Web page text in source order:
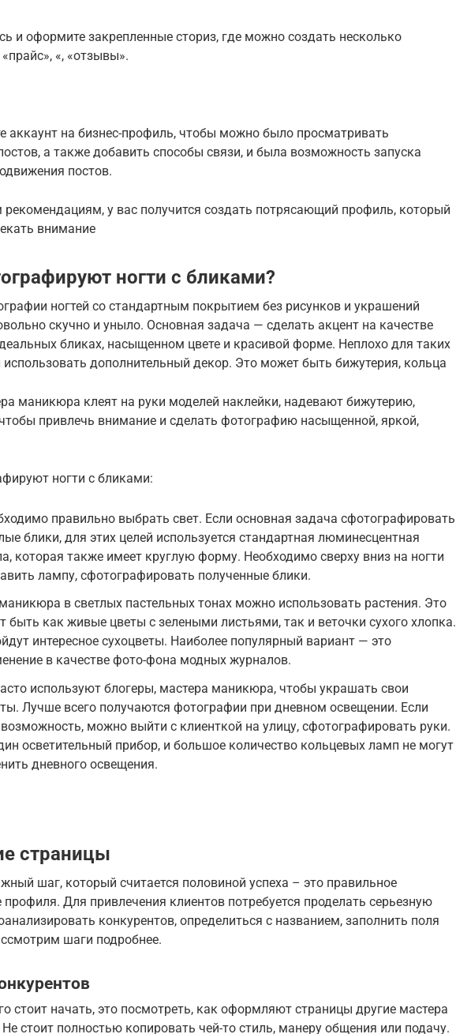
и оформите закрепленные сториз, где можно создать несколько
«, «отзывы».
аккаунт на бизнес-профиль, чтобы можно было просматривать
а также добавить способы связи, и была возможность запуска
постов.
рекомендациям, у вас получится создать потрясающий профиль, который
внимание
ногти с бликами?
ногтей со стандартным покрытием без рисунков и украшений
скучно и уныло. Основная задача — сделать акцент на качестве
бликах, насыщенном цвете и красивой форме. Неплохо для таких
дополнительный декор. Это может быть бижутерия, кольца
маникюра клеят на руки моделей наклейки, надевают бижутерию,
привлечь внимание и сделать фотографию насыщенной, яркой,
ногти с бликами:
правильно выбрать свет. Если основная задача сфотографировать
блики, для этих целей используется стандартная люминесцентная
которая также имеет круглую форму. Необходимо сверху вниз на ногти
лампу, сфотографировать полученные блики.
в светлых пастельных тонах можно использовать растения. Это
быть как живые цветы с зелеными листьями, так и веточки сухого хлопка.
интересное сухоцветы. Наиболее популярный вариант — это
в качестве фото-фона модных журналов.
используют блогеры, мастера маникюра, чтобы украшать свои
Лучше всего получаются фотографии при дневном освещении. Если
возможность, можно выйти с клиенткой на улицу, сфотографировать руки.
осветительный прибор, и большое количество кольцевых ламп не могут
дневного освещения.
страницы
шаг, который считается половиной успеха – это правильное
Для привлечения клиентов потребуется проделать серьезную
конкурентов, определиться с названием, заполнить поля
шаги подробнее.
стоит начать, это посмотреть, как оформляют страницы другие мастера
стоит полностью копировать чей-то стиль, манеру общения или подачу.